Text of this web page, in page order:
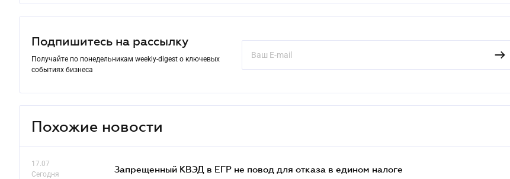
Подпишитесь на рассылку
Получайте по понедельникам weekly-digest о ключевых
событиях бизнеса
Похожие новости
17.07
Сегодня
Запрещенный КВЭД в ЕГР не повод для отказа в едином налоге